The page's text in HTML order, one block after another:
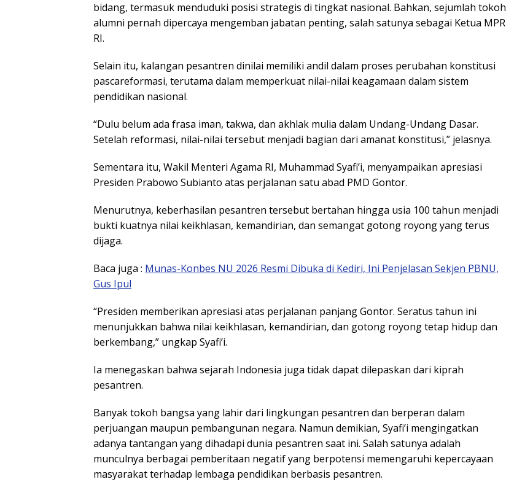
bidang, termasuk menduduki posisi strategis di tingkat nasional. Bahkan, sejumlah tokoh
alumni pernah dipercaya mengemban jabatan penting, salah satunya sebagai Ketua MPR
RI.
Selain itu, kalangan pesantren dinilai memiliki andil dalam proses perubahan konstitusi
pascareformasi, terutama dalam memperkuat nilai-nilai keagamaan dalam sistem
pendidikan nasional.
“Dulu belum ada frasa iman, takwa, dan akhlak mulia dalam Undang-Undang Dasar.
Setelah reformasi, nilai-nilai tersebut menjadi bagian dari amanat konstitusi,” jelasnya.
Sementara itu, Wakil Menteri Agama RI, Muhammad Syafi’i, menyampaikan apresiasi
Presiden Prabowo Subianto atas perjalanan satu abad PMD Gontor.
Menurutnya, keberhasilan pesantren tersebut bertahan hingga usia 100 tahun menjadi
bukti kuatnya nilai keikhlasan, kemandirian, dan semangat gotong royong yang terus
dijaga.
Baca juga : Munas-Konbes NU 2026 Resmi Dibuka di Kediri, Ini Penjelasan Sekjen PBNU,
Gus Ipul
“Presiden memberikan apresiasi atas perjalanan panjang Gontor. Seratus tahun ini
menunjukkan bahwa nilai keikhlasan, kemandirian, dan gotong royong tetap hidup dan
berkembang,” ungkap Syafi’i.
Ia menegaskan bahwa sejarah Indonesia juga tidak dapat dilepaskan dari kiprah
pesantren.
Banyak tokoh bangsa yang lahir dari lingkungan pesantren dan berperan dalam
perjuangan maupun pembangunan negara. Namun demikian, Syafi’i mengingatkan
adanya tantangan yang dihadapi dunia pesantren saat ini. Salah satunya adalah
munculnya berbagai pemberitaan negatif yang berpotensi memengaruhi kepercayaan
masyarakat terhadap lembaga pendidikan berbasis pesantren.